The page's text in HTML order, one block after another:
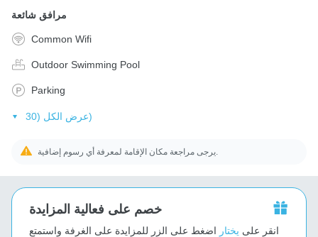
مرافق شائعة
Common Wifi
Outdoor Swimming Pool
Parking
عرض الكل (30)
خصم على فعالية المزايدة
انقر على يختار اضغط على الزر للمزايدة على الغرفة واستمتع